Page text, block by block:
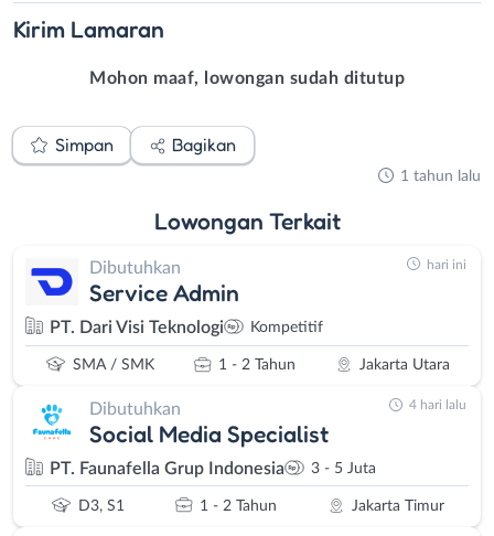
Kirim Lamaran
Mohon maaf, lowongan sudah ditutup
Simpan Bagikan
1 tahun lalu
Lowongan Terkait
Dibutuhkan
Service Admin
PT. Dari Visi Teknologi Kompetitif
SMA / SMK 1 - 2 Tahun Jakarta Utara
hari ini
Dibutuhkan
Social Media Specialist
PT. Faunafella Grup Indonesia 3 - 5 Juta
D3, S1 1 - 2 Tahun Jakarta Timur
4 hari lalu